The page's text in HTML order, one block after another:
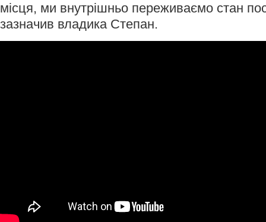
місця, ми внутрішньо переживаємо стан
зазначив владика Степан.